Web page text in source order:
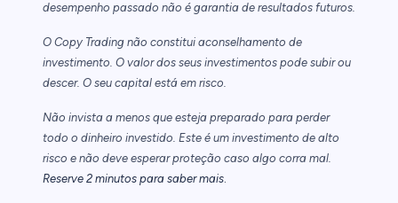
desempenho passado não é garantia de resultados futuros.
O Copy Trading não constitui aconselhamento de
investimento. O valor dos seus investimentos pode subir ou
descer. O seu capital está em risco.
Não invista a menos que esteja preparado para perder
todo o dinheiro investido. Este é um investimento de alto
risco e não deve esperar proteção caso algo corra mal.
Reserve 2 minutos para saber mais.